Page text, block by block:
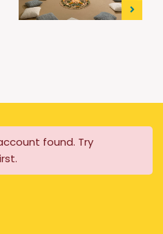
found. Try